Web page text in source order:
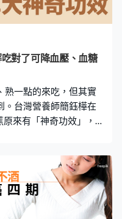
月三十一日） 為十二歲
疫苗接種中心西營盤中
西灣河體育館觀塘曉
體育館葵涌林士德體育
院（不設「即日籌」）
對了可降血壓、血糖
熟一點的來吃，但其實
。台灣營養師簡鈺樺在
來有「神奇功效」，
色香蕉含有性澱粉，當
樣被消化酵素分解，而
是腸道中益生菌生長
持腸道健康，甚至有研